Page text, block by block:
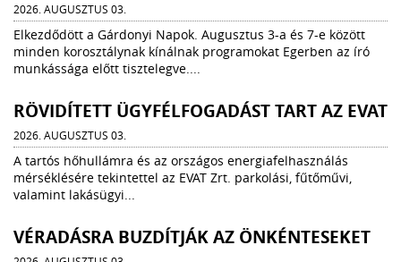
2026. AUGUSZTUS 03.
Elkezdődött a Gárdonyi Napok. Augusztus 3-a és 7-e között
minden korosztálynak kínálnak programokat Egerben az író
munkássága előtt tisztelegve....
RÖVIDÍTETT ÜGYFÉLFOGADÁST TART AZ EVAT
2026. AUGUSZTUS 03.
A tartós hőhullámra és az országos energiafelhasználás
mérséklésére tekintettel az EVAT Zrt. parkolási, fűtőművi,
valamint lakásügyi...
VÉRADÁSRA BUZDÍTJÁK AZ ÖNKÉNTESEKET